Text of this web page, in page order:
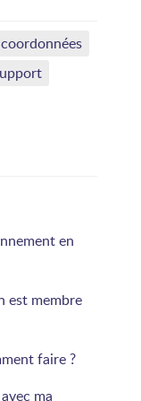
coordonnées
en
est membre
faire ?
ma